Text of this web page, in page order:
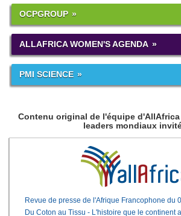
OCPGROUP
ALLAFRICA WOMEN'S AGENDA
PMI SCIENCE
Contenu original de l'équipe
leaders mondiaux
Revue de presse de l'Afrique Francophone du
Du Coton au Tissu - L'histoire que le continent